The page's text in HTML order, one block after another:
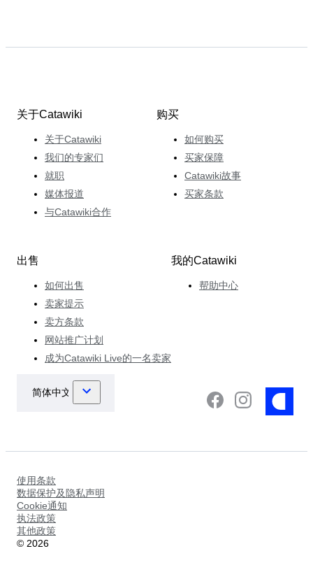
关于Catawiki
关于Catawiki
我们的专家们
就职
媒体报道
与Catawiki合作
购买
如何购买
买家保障
Catawiki故事
买家条款
出售
如何出售
卖家提示
卖方条款
网站推广计划
成为Catawiki Live的一名卖家
我的Catawiki
帮助中心
使用条款
数据保护及隐私声明
Cookie通知
执法政策
其他政策
© 2026